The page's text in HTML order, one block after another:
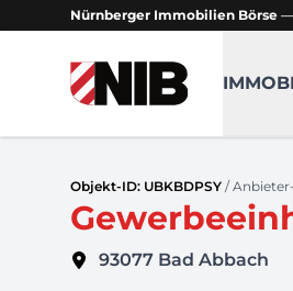
Nürnberger Immobilien Börse —
NIB - Nürnberger
Objekt-ID: UBKBDPSY /
93077 Bad Abbach